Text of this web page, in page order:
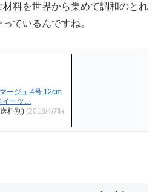
料を世界から集めて調和のとれ
ているんですね。
ージュ 4号 12cm
イーツ…
料別) (2018/4/7時